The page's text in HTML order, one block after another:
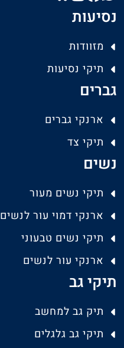
נסיעות
מזוודות
תיקי נסיעות
גברים
ארנקי גברים
תיקי צד
נשים
תיקי נשים מעור
ארנקי דמוי עור לנשים
תיקי נשים טבעוני
ארנקי עור לנשים
תיקי גב
תיק גב למחשב
תיקי גב גלגלים